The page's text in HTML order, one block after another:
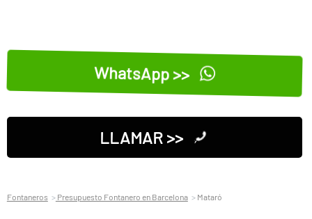
WhatsApp >>
LLAMAR >>
Fontaneros Presupuesto Fontanero en Barcelona Mataró